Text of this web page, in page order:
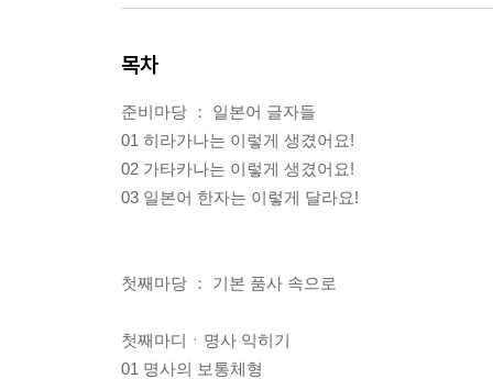
목차
준비마당 ： 일본어 글자들
01 히라가나는 이렇게 생겼어요!
02 가타카나는 이렇게 생겼어요!
03 일본어 한자는 이렇게 달라요!
첫째마당 ： 기본 품사 속으로
첫째마디ㆍ명사 익히기
01 명사의 보통체형